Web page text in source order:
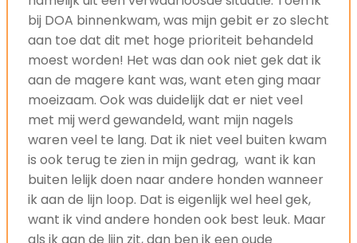
bij DOA binnenkwam, was mijn gebit er zo slecht
aan toe dat dit met hoge prioriteit behandeld
moest worden! Het was dan ook niet gek dat ik
aan de magere kant was, want eten ging maar
moeizaam. Ook was duidelijk dat er niet veel
met mij werd gewandeld, want mijn nagels
waren veel te lang. Dat ik niet veel buiten kwam
is ook terug te zien in mijn gedrag, want ik kan
buiten lelijk doen naar andere honden wanneer
ik aan de lijn loop. Dat is eigenlijk wel heel gek,
want ik vind andere honden ook best leuk. Maar